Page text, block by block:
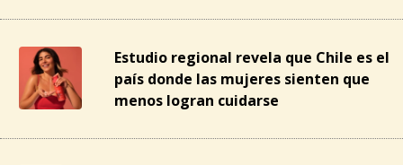
Estudio regional revela que Chile es el
país donde las mujeres sienten que
menos logran cuidarse